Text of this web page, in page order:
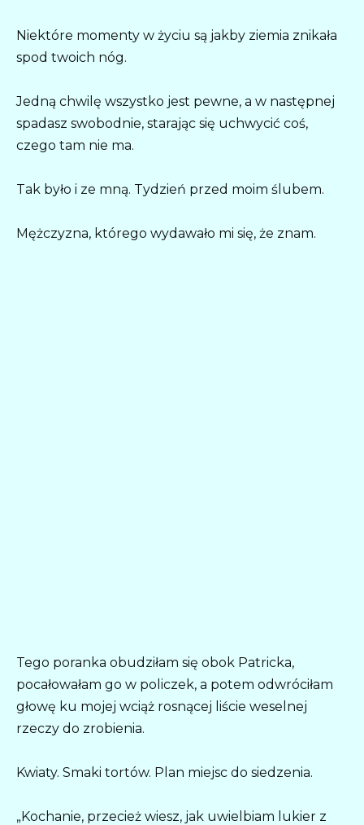
Niektóre momenty w życiu są jakby ziemia znikała
spod twoich nóg.
Jedną chwilę wszystko jest pewne, a w następnej
spadasz swobodnie, starając się uchwycić coś,
czego tam nie ma.
Tak było i ze mną. Tydzień przed moim ślubem.
Mężczyzna, którego wydawało mi się, że znam.
Tego poranka obudziłam się obok Patricka,
pocałowałam go w policzek, a potem odwróciłam
głowę ku mojej wciąż rosnącej liście weselnej
rzeczy do zrobienia.
Kwiaty. Smaki tortów. Plan miejsc do siedzenia.
„Kochanie, przecież wiesz, jak uwielbiam lukier z